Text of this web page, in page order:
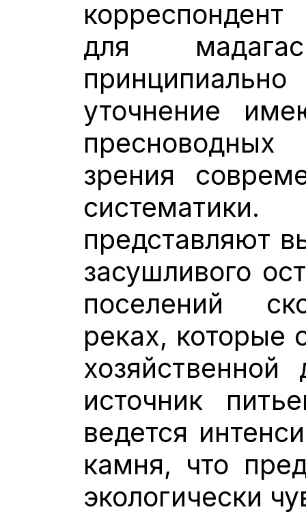
для
уточнение
зрения
представляют
засушливого
поселений
реках, которые
источник
ведется
камня, что
экологически